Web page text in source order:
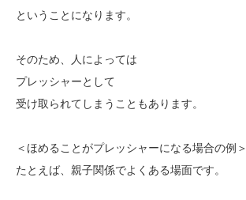
ということになります。
そのため、人によっては
プレッシャーとして
受け取られてしまうこともあります。
＜ほめることがプレッシャーになる場合の例＞
たとえば、親子関係でよくある場面です。